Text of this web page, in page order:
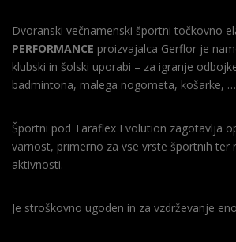
Dvoranski večnamenski športni točkovno
PERFORMANCE proizvajalca Gerflor je
klubski in šolski uporabi – za igranje
badmintona, malega nogometa, košarke, …
Športni pod Taraflex Evolution zagotavlja
varnost, primerno za vse vrste športnih ter
aktivnosti.
Je stroškovno ugoden in za vzdrževanje